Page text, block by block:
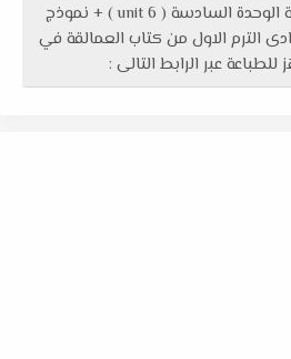
تحميل إمتحان لغة انجليزية الوحدة السادسة ( unit 6 ) + نموذج
الترم الاول من كتاب العمالقة في